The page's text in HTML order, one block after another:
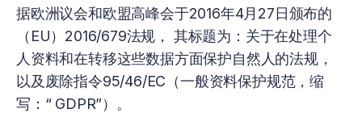
据欧洲议会和欧盟高峰会于2016年4月27日颁布的
（EU）2016/679法规， 其标题为：关于在处理个
人资料和在转移这些数据方面保护自然人的法规，
以及废除指令95/46/EC（一般资料保护规范，缩
写：“ GDPR”）。